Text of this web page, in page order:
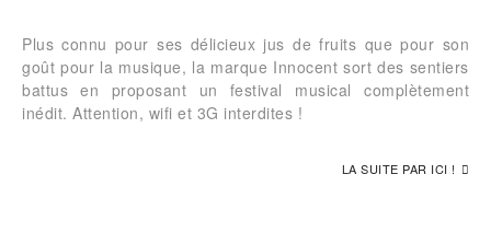
Plus connu pour ses délicieux jus de fruits que pour son
goût pour la musique, la marque Innocent sort des sentiers
battus en proposant un festival musical complètement
inédit. Attention, wifi et 3G interdites !
LA SUITE PAR ICI !